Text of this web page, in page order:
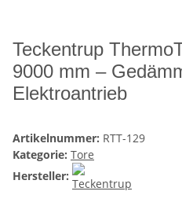
Teckentrup
9000 mm –
Elektroantrieb
Artikelnummer: RTT-129
Kategorie: Tore
Hersteller: